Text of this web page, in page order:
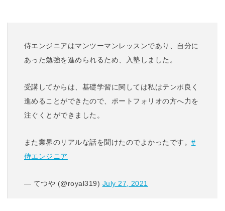
侍エンジニアはマンツーマンレッスンであり、自分に
あった勉強を進められるため、入塾しました。
受講してからは、基礎学習に関しては私はテンポ良く
進めることができたので、ポートフォリオの方へ力を
注ぐくとができました。
また業界のリアルな話を聞けたのでよかったです。#
侍エンジニア
— てつや (@royal319) July 27, 2021